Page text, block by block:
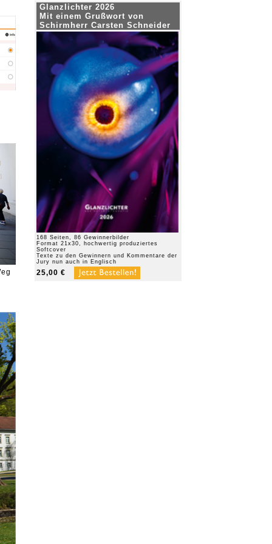
Glanzlichter 2026
Mit einem Grußwort von
Schirmherr Carsten Schneider
168 Seiten, 86 Gewinnerbilder
Format 21x30, hochwertig produziertes
Softcover
Texte zu den Gewinnern und Kommentare der
Jury nun auch in Englisch
25,00 €